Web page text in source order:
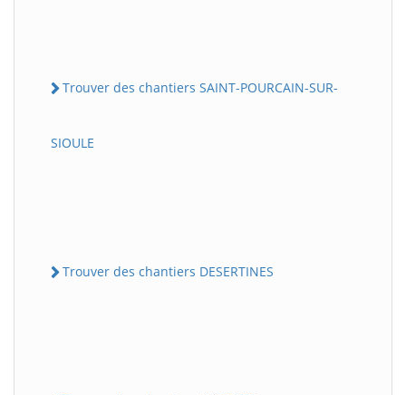
Trouver des chantiers SAINT-POURCAIN-SUR-
SIOULE
Trouver des chantiers DESERTINES